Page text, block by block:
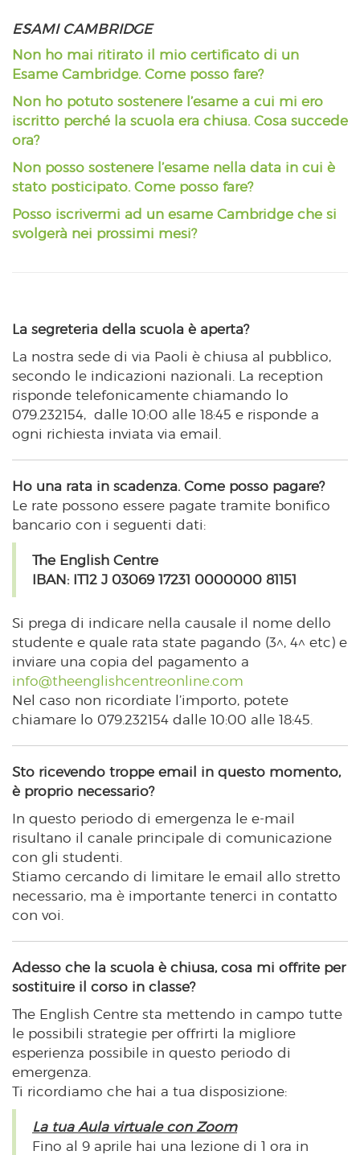
ESAMI CAMBRIDGE
Non ho mai ritirato il mio certificato di un
Esame Cambridge. Come posso fare?
Non ho potuto sostenere l’esame a cui mi ero
iscritto perché la scuola era chiusa. Cosa succede
ora?
Non posso sostenere l’esame nella data in cui è
stato posticipato. Come posso fare?
Posso iscrivermi ad un esame Cambridge che si
svolgerà nei prossimi mesi?
La segreteria della scuola è aperta?
La nostra sede di via Paoli è chiusa al pubblico,
secondo le indicazioni nazionali. La reception
risponde telefonicamente chiamando lo
079.232154, dalle 10:00 alle 18:45 e risponde a
ogni richiesta inviata via email.
Ho una rata in scadenza. Come posso pagare?
Le rate possono essere pagate tramite bonifico
bancario con i seguenti dati:
The English Centre
IBAN: IT12 J 03069 17231 0000000 81151
Si prega di indicare nella causale il nome dello
studente e quale rata state pagando (3^, 4^ etc) e
inviare una copia del pagamento a
info@theenglishcentreonline.com
Nel caso non ricordiate l’importo, potete
chiamare lo 079.232154 dalle 10:00 alle 18:45.
Sto ricevendo troppe email in questo momento,
è proprio necessario?
In questo periodo di emergenza le e-mail
risultano il canale principale di comunicazione
con gli studenti.
Stiamo cercando di limitare le email allo stretto
necessario, ma è importante tenerci in contatto
con voi.
Adesso che la scuola è chiusa, cosa mi offrite per
sostituire il corso in classe?
The English Centre sta mettendo in campo tutte
le possibili strategie per offrirti la migliore
esperienza possibile in questo periodo di
emergenza.
Ti ricordiamo che hai a tua disposizione:
La tua Aula virtuale con Zoom
Fino al 9 aprile hai una lezione di 1 ora in